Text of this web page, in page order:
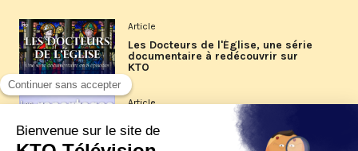
Article
Les Docteurs de l'Église, une série
documentaire à redécouvrir sur
KTO
Article
Les reportages d'été 2026 de KTO